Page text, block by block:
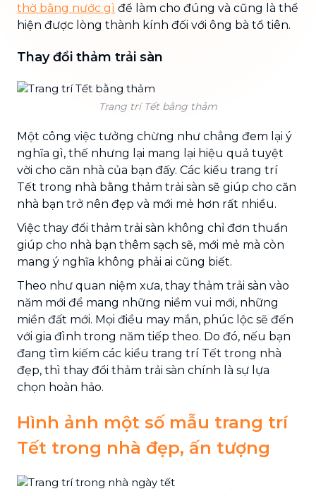
thờ bằng nước gì để làm cho đúng và cũng là thể
hiện được lòng thành kính đối với ông bà tổ tiên.
Thay đổi thảm trải sàn
Trang trí Tết bằng thảm
Một công việc tưởng chừng như chẳng đem lại ý
nghĩa gì, thế nhưng lại mang lại hiệu quả tuyệt
vời cho căn nhà của bạn đấy. Các kiểu trang trí
Tết trong nhà bằng thảm trải sàn sẽ giúp cho căn
nhà bạn trở nên đẹp và mới mẻ hơn rất nhiều.
Việc thay đổi thảm trải sàn không chỉ đơn thuần
giúp cho nhà bạn thêm sạch sẽ, mới mẻ mà còn
mang ý nghĩa không phải ai cũng biết.
Theo như quan niệm xưa, thay thảm trải sàn vào
năm mới để mang những niềm vui mới, những
miền đất mới. Mọi điều may mắn, phúc lộc sẽ đến
với gia đình trong năm tiếp theo. Do đó, nếu bạn
đang tìm kiếm các kiểu trang trí Tết trong nhà
đẹp, thì thay đổi thảm trải sàn chính là sự lựa
chọn hoàn hảo.
Hình ảnh một số mẫu trang trí
Tết trong nhà đẹp, ấn tượng